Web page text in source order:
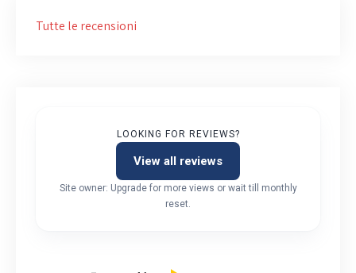
Tutte le recensioni
LOOKING FOR REVIEWS?
View all reviews
Site owner: Upgrade for more views or wait till monthly
reset.